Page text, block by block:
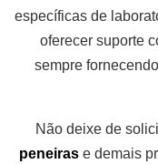
específicas de
oferecer suporte
sempre
Não deixe de
peneiras e demais